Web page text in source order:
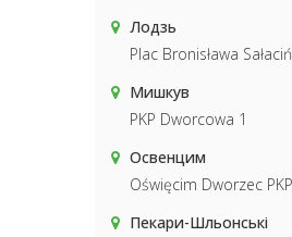
Лодзь
Plac Bronisława
Мишкув
PKP Dworcowa 1
Освенцим
Oświęcim Dworzec PKP
Пекари-Шльонські